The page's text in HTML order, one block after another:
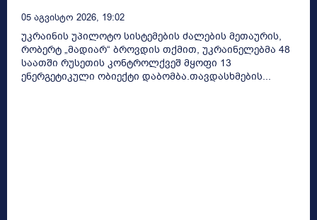
05 Აგვისტო 2026, 19:02
უკრაინის უპილოტო სისტემების ძალების მეთაურის,
რობერტ „მადიარ“ ბროვდის თქმით, უკრაინელებმა 48
საათში რუსეთის კონტროლქვეშ მყოფი 13
ენერგეტიკული ობიექტი დაბომბა.თავდასხმების...